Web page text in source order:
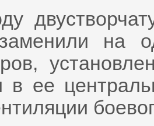
на
в ее